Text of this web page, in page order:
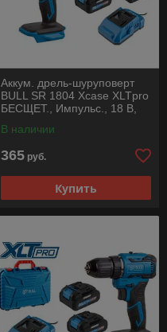
Аккум. дрель-шуруповерт
BULL SR 1804 Xcase XLTpro
БЕСЩЕТ., Импульс., 18 В,
В наличии
365 руб.
Купить